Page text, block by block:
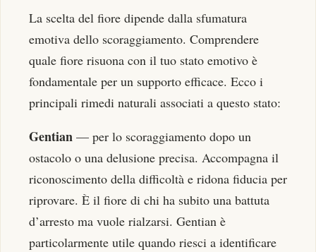
La scelta del fiore dipende dalla sfumatura
emotiva dello scoraggiamento. Comprendere
quale fiore risuona con il tuo stato emotivo è
fondamentale per un supporto efficace. Ecco i
principali rimedi naturali associati a questo stato:
Gentian — per lo scoraggiamento dopo un
ostacolo o una delusione precisa. Accompagna il
riconoscimento della difficoltà e ridona fiducia per
riprovare. È il fiore di chi ha subito una battuta
d’arresto ma vuole rialzarsi. Gentian è
particolarmente utile quando riesci a identificare